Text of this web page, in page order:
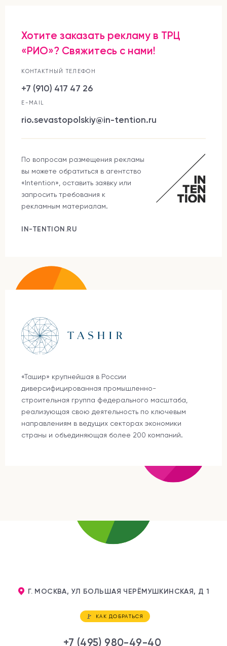
Хотите заказать рекламу в ТРЦ
«РИО»? Свяжитесь с нами!
КОНТАКТНЫЙ ТЕЛЕФОН
+7 (910) 417 47 26
E-MAIL
rio.sevastopolskiy@in-tention.ru
По вопросам размещения рекламы
вы можете обратиться в агентство
«Intention», оставить заявку или
запросить требования к
рекламным материалам.
IN-TENTION.RU
«Ташир» крупнейшая в России
диверсифицированная промышленно-
строительная группа федерального масштаба,
реализующая свою деятельность по ключевым
направлениям в ведущих секторах экономики
страны и объединяющая более 200 компаний.
Г. МОСКВА, УЛ БОЛЬШАЯ ЧЕРЁМУШКИНСКАЯ, Д 1
КАК ДОБРАТЬСЯ
+7 (495) 980-49-40